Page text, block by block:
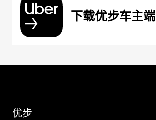
下载优步车主端
优步